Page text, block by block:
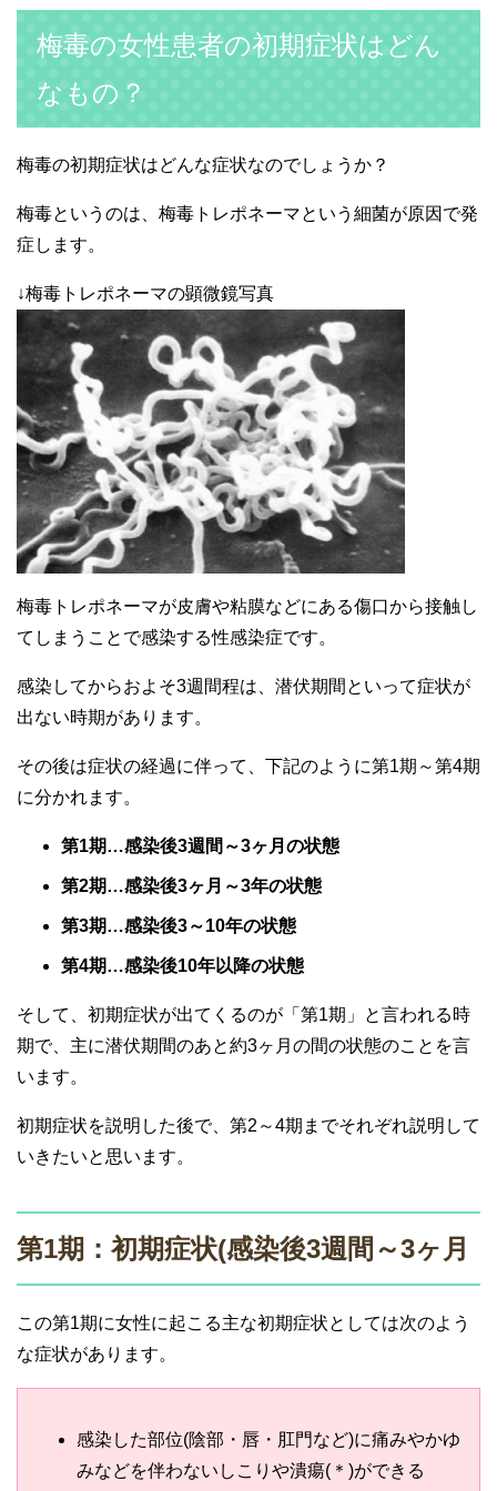
梅毒の女性患者の初期症状はどん
なもの？
梅毒の初期症状はどんな症状なのでしょうか？
梅毒というのは、梅毒トレポネーマという細菌が原因で発
症します。
↓梅毒トレポネーマの顕微鏡写真
梅毒トレポネーマが皮膚や粘膜などにある傷口から接触し
てしまうことで感染する性感染症です。
感染してからおよそ3週間程は、潜伏期間といって症状が
出ない時期があります。
その後は症状の経過に伴って、下記のように第1期～第4期
に分かれます。
第1期…感染後3週間～3ヶ月の状態
第2期…感染後3ヶ月～3年の状態
第3期…感染後3～10年の状態
第4期…感染後10年以降の状態
そして、初期症状が出てくるのが「第1期」と言われる時
期で、主に潜伏期間のあと約3ヶ月の間の状態のことを言
います。
初期症状を説明した後で、第2～4期までそれぞれ説明して
いきたいと思います。
第1期：初期症状(感染後3週間～3ヶ月
この第1期に女性に起こる主な初期症状としては次のよう
な症状があります。
感染した部位(陰部・唇・肛門など)に痛みやかゆ
みなどを伴わないしこりや潰瘍(＊)ができる